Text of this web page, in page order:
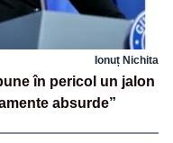
Ionuț Nichita
în pericol un jalon
absurde”